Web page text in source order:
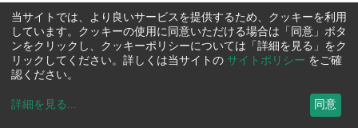
当サイトでは、より良いサービスを提供するため、クッキーを利用
しています。クッキーの使用に同意いただける場合は「同意」ボタ
ンをクリックし、クッキーポリシーについては「詳細を見る」をク
リックしてください。詳しくは当サイトの サイトポリシー をご確
認ください。
詳細を見る ... 同意